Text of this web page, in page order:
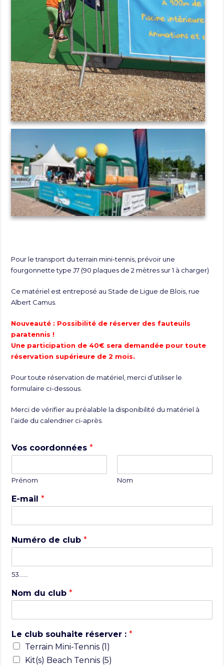
Pour le transport du terrain mini-tennis, prévoir une
fourgonnette type J7 (90 plaques de 2 mètres sur 1 à charger)
Ce matériel est entreposé au Stade de Ligue de Blois, rue
Albert Camus.
Nouveauté : Possibilité de réserver des fauteuils
paratennis !
Une participation de 40€ sera demandée pour toute
réservation supérieure de 2 mois.
Pour toute réservation de matériel, merci d’utiliser le
formulaire ci-dessous.
Merci de vérifier au préalable la disponibilité du matériel à
l’aide du calendrier ci-après.
Vos coordonnées*
Prénom Nom
E-mail*
Numéro de club*
53……
Nom du club*
Le club souhaite réserver :*
Terrain Mini-Tennis (1)
Kit(s) Beach Tennis (5)